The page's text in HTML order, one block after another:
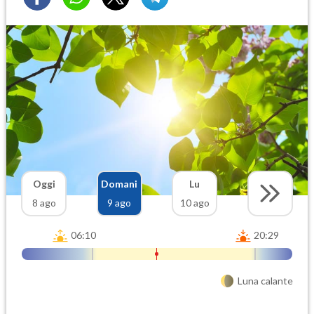
Oggi
8 ago
Domani
9 ago
Lu
10 ago
06:10 20:29
Luna calante